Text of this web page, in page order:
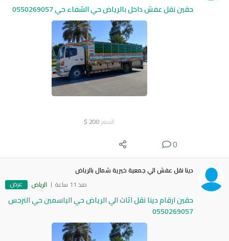
حقين نقل عفش داخل بالرياض حي الشفاء حي 0550269057
السعر 200
$
0
دينا نقل عفش الي جمعية خيرية شمال بالرياض
منذ 11 ساعة
الرياض عرض
حقين ارقام دينا نقل اثاث الي الرياض حي الياسمين حي النرجس
0550269057